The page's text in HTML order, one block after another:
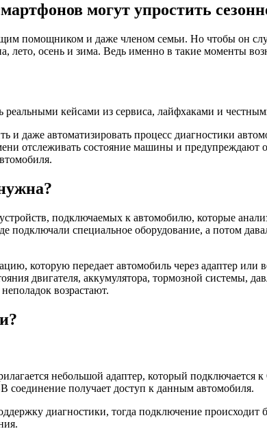
могут упростить
помощником и даже членом семьи. Но чтобы он
лето, осень и зима. Ведь именно в такие моменты
кейсами из сервиса, лайфхаками и
и даже автоматизировать процесс диагностики
отслеживать состояние машины и предупреждают
подключаемых к автомобилю, которые
подключали специальное оборудование, а потом
которую передает автомобиль через адаптер или
двигателя, аккумулятора, тормозной системы,
возрастают.
небольшой адаптер, который подключается
соединение получает доступ к данным автомобиля.
диагностики, тогда подключение происходит